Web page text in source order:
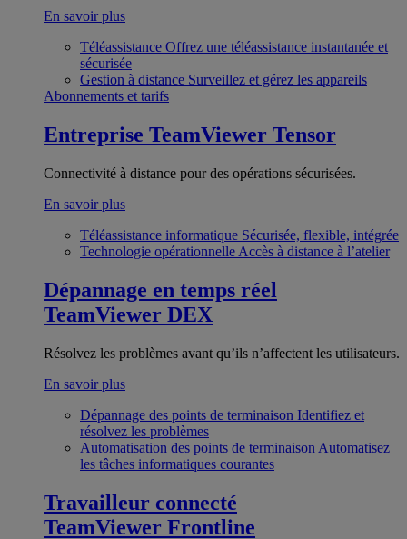
En savoir plus
Téléassistance Offrez une téléassistance instantanée et
sécurisée
Gestion à distance Surveillez et gérez les appareils
Abonnements et tarifs
Entreprise TeamViewer Tensor
Connectivité à distance pour des opérations sécurisées.
En savoir plus
Téléassistance informatique Sécurisée, flexible, intégrée
Technologie opérationnelle Accès à distance à l’atelier
Dépannage en temps réel
TeamViewer DEX
Résolvez les problèmes avant qu’ils n’affectent les utilisateurs.
En savoir plus
Dépannage des points de terminaison Identifiez et
résolvez les problèmes
Automatisation des points de terminaison Automatisez
les tâches informatiques courantes
Travailleur connecté
TeamViewer Frontline